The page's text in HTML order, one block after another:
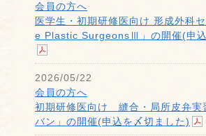
会員の方へ
医学生・初期研修医向け 形成外科
e Plastic SurgeonsⅢ」の開催(申
2026/05/22
会員の方へ
初期研修医向け 縫合・局所皮弁実
バン」の開催(申込を〆切ました)